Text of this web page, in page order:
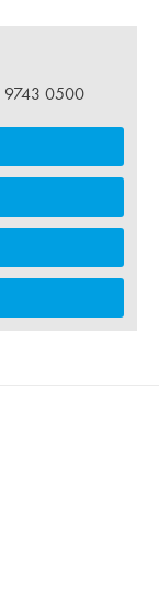
9743 0500